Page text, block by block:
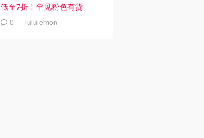
低至7折！罕见粉色有货
0 lululemon